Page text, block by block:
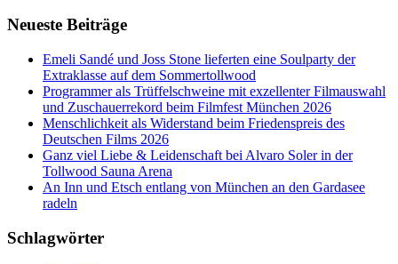
Tafi
Valle
Fiambala
erleben
Neueste Beiträge
Emeli Sandé und Joss Stone lieferten eine Soulparty der
Extraklasse auf dem Sommertollwood
Programmer als Trüffelschweine mit exzellenter Filmauswahl
und Zuschauerrekord beim Filmfest München 2026
Menschlichkeit als Widerstand beim Friedenspreis des
Deutschen Films 2026
Ganz viel Liebe & Leidenschaft bei Alvaro Soler in der
Tollwood Sauna Arena
An Inn und Etsch entlang von München an den Gardasee
radeln
Schlagwörter